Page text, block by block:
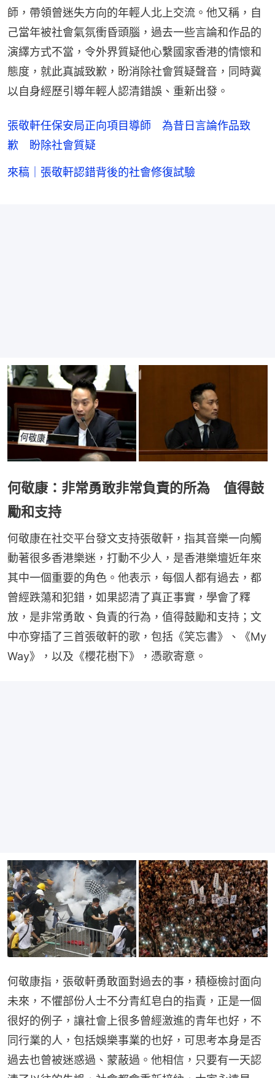
師，帶領曾迷失方向的年輕人北上交流。他又稱，自
己當年被社會氣氛衝昏頭腦，過去一些言論和作品的
演繹方式不當，令外界質疑他心繫國家香港的情懷和
態度，就此真誠致歉，盼消除社會質疑聲音，同時冀
以自身經歷引導年輕人認清錯誤、重新出發。
張敬軒任保安局正向項目導師 為昔日言論作品致
歉 盼除社會質疑
來稿｜張敬軒認錯背後的社會修復試驗
何敬康：非常勇敢非常負責的所為 值得鼓
勵和支持
何敬康在社交平台發文支持張敬軒，指其音樂一向觸
動著很多香港樂迷，打動不少人，是香港樂壇近年來
其中一個重要的角色。他表示，每個人都有過去，都
曾經跌蕩和犯錯，如果認清了真正事實，學會了釋
放，是非常勇敢、負責的行為，值得鼓勵和支持；文
中亦穿插了三首張敬軒的歌，包括《笑忘書》、《My
Way》，以及《櫻花樹下》，憑歌寄意。
何敬康指，張敬軒勇敢面對過去的事，積極檢討面向
未來，不懼部份人士不分青紅皂白的指責，正是一個
很好的例子，讓社會上很多曾經激進的青年也好，不
同行業的人，包括娛樂事業的也好，可思考本身是否
過去也曾被迷惑過、蒙蔽過。他相信，只要有一天認